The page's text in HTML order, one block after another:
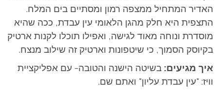
האדיר המתחיל ממצפה רמון ומסתיים בים המלח.
התצפית היא חלק מהגן הלאומי עין עבדת, ככה שהיא
מוסדרת ונוחה מאוד לגישה, ואפילו תוכלו לקנות ארטיק
בקיוסק הסמוך, כי שיטפונות וארטיק זה שילוב מנצח.
איך מגיעים: בשיטה הישנה והטובה- עם אפליקציית
וויז: "עין עבדת עליון" ואתם שם.